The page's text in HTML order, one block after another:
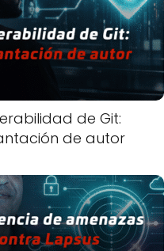
de Git:
de autor